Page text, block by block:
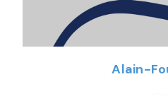
Alain-